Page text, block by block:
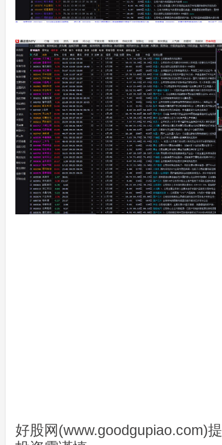
好股网(www.goodgupiao.com)